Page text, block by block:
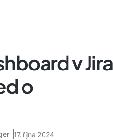
v Jira
o
17. října 2024